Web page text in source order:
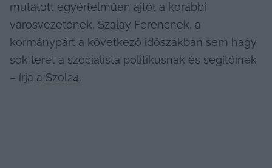
mutatott egyértelműen ajtót a korábbi
városvezetőnek, Szalay Ferencnek, a
kormánypárt a következő időszakban sem hagy
sok teret a szocialista politikusnak és segítőinek
– írja a Szol24.